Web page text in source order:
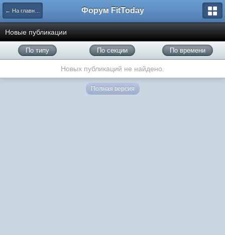
← На главную Форум FitToday
Новые публикации
По типу По секции По времени
Новых публикаций не найдено.
Полная версия